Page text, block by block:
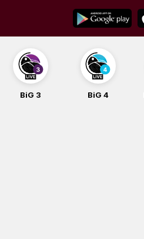
content
BiG 3 BiG 4